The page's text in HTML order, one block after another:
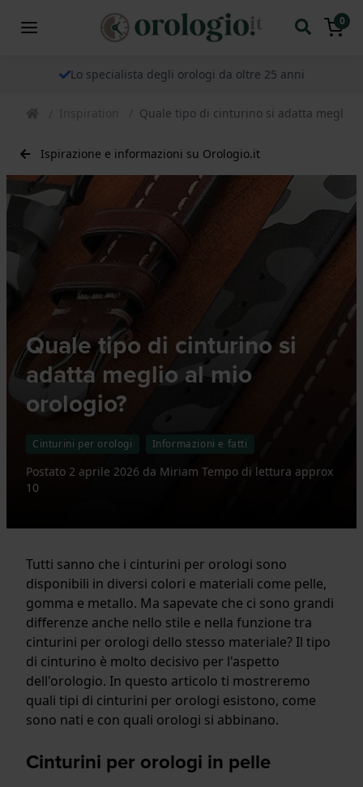
0
Lo specialista degli orologi da oltre 25 anni
Inspiration Quale tipo di cinturino si adatta meglio
Ispirazione e informazioni su Orologio.it
Quale tipo di cinturino si
adatta meglio al mio
orologio?
Cinturini per orologi Informazioni e fatti
Postato 2 aprile 2026 da Miriam Tempo di lettura approx
10
Tutti sanno che i cinturini per orologi sono
disponibili in diversi colori e materiali come pelle,
gomma e metallo. Ma sapevate che ci sono grandi
differenze anche nello stile e nella funzione tra
cinturini per orologi dello stesso materiale? Il tipo
di cinturino è molto decisivo per l'aspetto
dell'orologio. In questo articolo ti mostreremo
quali tipi di cinturini per orologi esistono, come
sono nati e con quali orologi si abbinano.
Cinturini per orologi in pelle